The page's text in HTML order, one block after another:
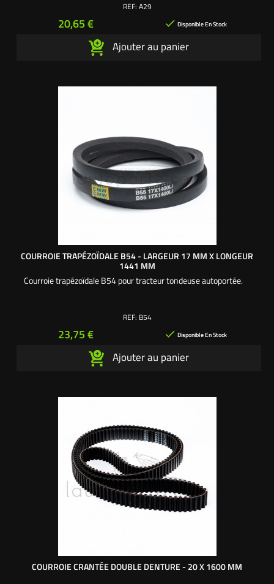
REF: A29
Prix
20,65 €  Disponible En Stock
Ajouter au panier
COURROIE TRAPÉZOÏDALE B54 - LARGEUR 17 MM X LONGEUR
1441 MM
Courroie trapézoïdale B54 pour tracteur tondeuse autoportée.
REF: B54
Prix
23,75 €  Disponible En Stock
Ajouter au panier
COURROIE CRANTÉE DOUBLE DENTURE - 20 X 1600 MM